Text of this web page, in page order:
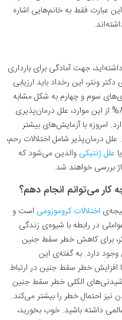
عبارت فقط به خانم‌هایی اشاره
جهت آمادگی برای بارداری
ونتر، این رخداد باید ارزیابی
سوم و چهارم به شکل مشابه
به سقط جنین ختم شوند. اما در 50% تا 80% از این موارد، علل درمان‌پذیری
امروزه با آزمایش‌های بیشتر
درمان‌پذیر شامل اختلالات رحم،
علل ژنتیکی والدین می‌شود که
بررسی خواهند شد.
کار می‌توانم انجام دهم؟
اختلالات کروموزومی است و
در رابطه با شیوه‌ی زندگی
برای کاهش خطر سقط جنین
دارد. به گفته‌ی این
خطر سقط جنین در ارتباط
الکلی خطر سقط جنین
احتمال خطر را بیشتر می‌کند.
داشته باشید. خوب بخورید،